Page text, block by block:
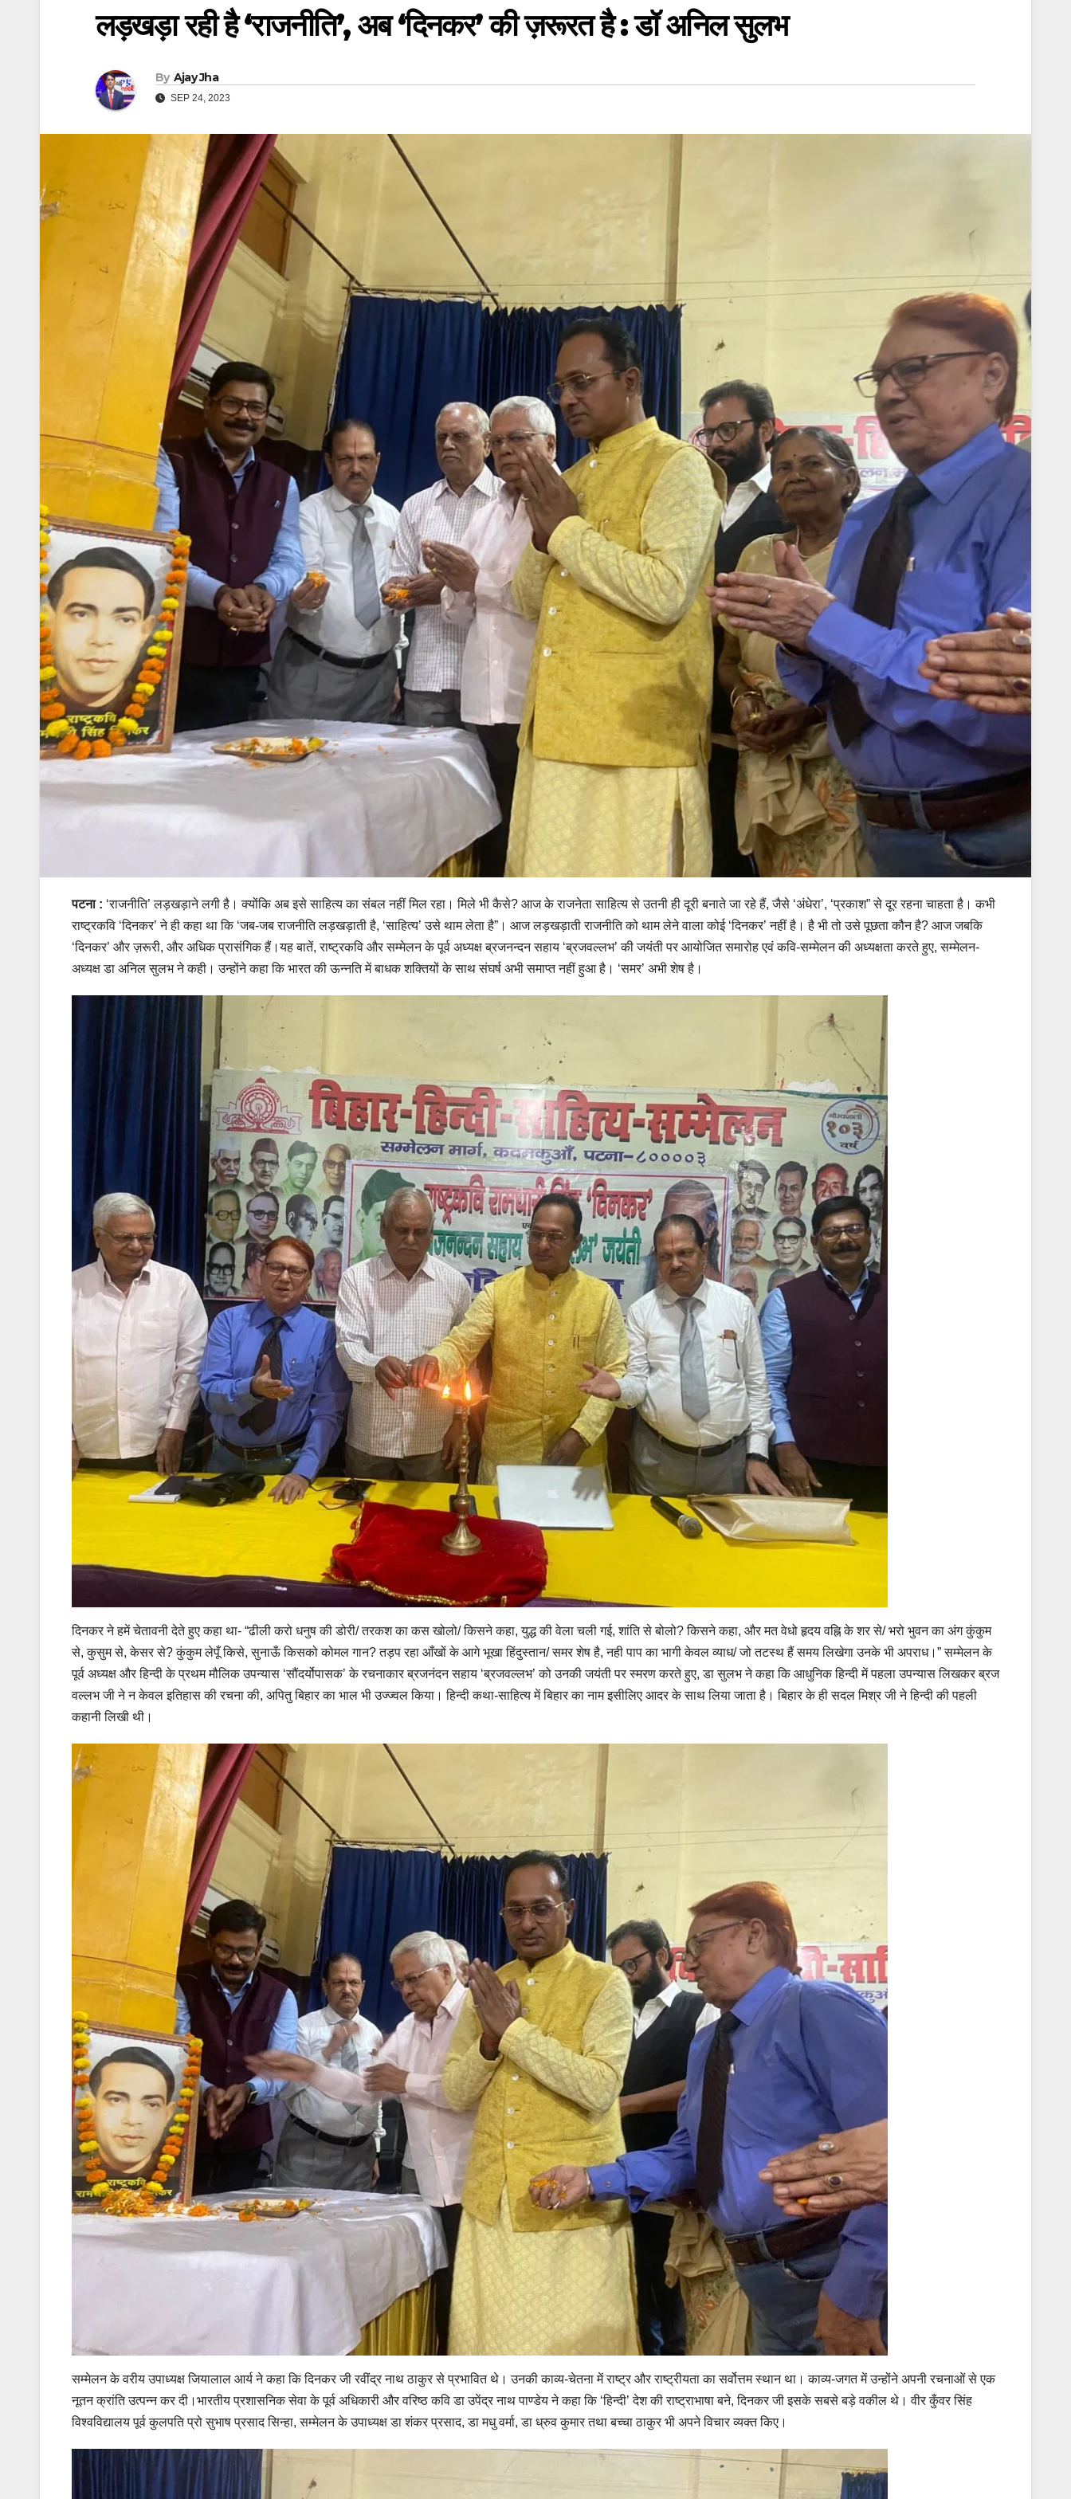
लड़खड़ा रही है ‘राजनीति’, अब ‘दिनकर’ की ज़रूरत है : डॉ अनिल सुलभ
By Ajay Jha
SEP 24, 2023
पटना : ‘राजनीति’ लड़खड़ाने लगी है। क्योंकि अब इसे साहित्य का संबल नहीं मिल रहा। मिले भी कैसे? आज के राजनेता साहित्य से उतनी ही दूरी बनाते जा रहे हैं, जैसे ‘अंधेरा’, ‘प्रकाश” से दूर रहना चाहता है। कभी
राष्ट्रकवि ‘दिनकर’ ने ही कहा था कि ‘जब-जब राजनीति लड़खड़ाती है, ‘साहित्य’ उसे थाम लेता है”। आज लड़खड़ाती राजनीति को थाम लेने वाला कोई ‘दिनकर’ नहीं है। है भी तो उसे पूछता कौन है? आज जबकि
‘दिनकर’ और ज़रूरी, और अधिक प्रासंगिक हैं।यह बातें, राष्ट्रकवि और सम्मेलन के पूर्व अध्यक्ष ब्रजनन्दन सहाय ‘ब्रजवल्लभ’ की जयंती पर आयोजित समारोह एवं कवि-सम्मेलन की अध्यक्षता करते हुए, सम्मेलन-
अध्यक्ष डा अनिल सुलभ ने कही। उन्होंने कहा कि भारत की ऊन्नति में बाधक शक्तियों के साथ संघर्ष अभी समाप्त नहीं हुआ है। ‘समर’ अभी शेष है।
दिनकर ने हमें चेतावनी देते हुए कहा था- “ढीली करो धनुष की डोरी/ तरकश का कस खोलो/ किसने कहा, युद्ध की वेला चली गई, शांति से बोलो? किसने कहा, और मत वेधो हृदय वह्नि के शर से/ भरो भुवन का अंग कुंकुम
से, कुसुम से, केसर से? कुंकुम लेपूँ किसे, सुनाऊँ किसको कोमल गान? तड़प रहा आँखों के आगे भूखा हिंदुस्तान/ समर शेष है, नही पाप का भागी केवल व्याध/ जो तटस्थ हैं समय लिखेगा उनके भी अपराध।” सम्मेलन के
पूर्व अध्यक्ष और हिन्दी के प्रथम मौलिक उपन्यास ‘सौंदर्योपासक’ के रचनाकार ब्रजनंदन सहाय ‘ब्रजवल्लभ’ को उनकी जयंती पर स्मरण करते हुए, डा सुलभ ने कहा कि आधुनिक हिन्दी में पहला उपन्यास लिखकर ब्रज
वल्लभ जी ने न केवल इतिहास की रचना की, अपितु बिहार का भाल भी उज्ज्वल किया। हिन्दी कथा-साहित्य में बिहार का नाम इसीलिए आदर के साथ लिया जाता है। बिहार के ही सदल मिश्र जी ने हिन्दी की पहली
कहानी लिखी थी।
सम्मेलन के वरीय उपाध्यक्ष जियालाल आर्य ने कहा कि दिनकर जी रवींद्र नाथ ठाकुर से प्रभावित थे। उनकी काव्य-चेतना में राष्ट्र और राष्ट्रीयता का सर्वोत्तम स्थान था। काव्य-जगत में उन्होंने अपनी रचनाओं से एक
नूतन क्रांति उत्पन्न कर दी।भारतीय प्रशासनिक सेवा के पूर्व अधिकारी और वरिष्ठ कवि डा उपेंद्र नाथ पाण्डेय ने कहा कि ‘हिन्दी’ देश की राष्ट्राभाषा बने, दिनकर जी इसके सबसे बड़े वकील थे। वीर कुँवर सिंह
विश्वविद्यालय पूर्व कुलपति प्रो सुभाष प्रसाद सिन्हा, सम्मेलन के उपाध्यक्ष डा शंकर प्रसाद, डा मधु वर्मा, डा ध्रुव कुमार तथा बच्चा ठाकुर भी अपने विचार व्यक्त किए।